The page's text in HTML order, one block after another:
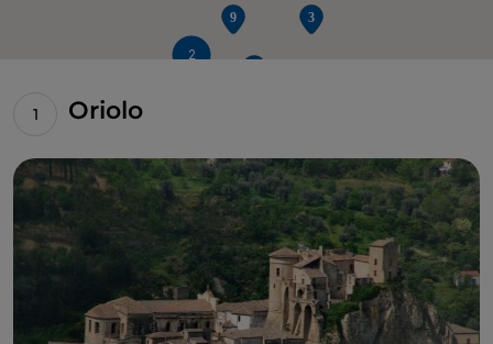
2
Oriolo